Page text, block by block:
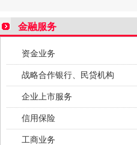
金融服务
资金业务
战略合作银行、民贷机构
企业上市服务
信用保险
工商业务